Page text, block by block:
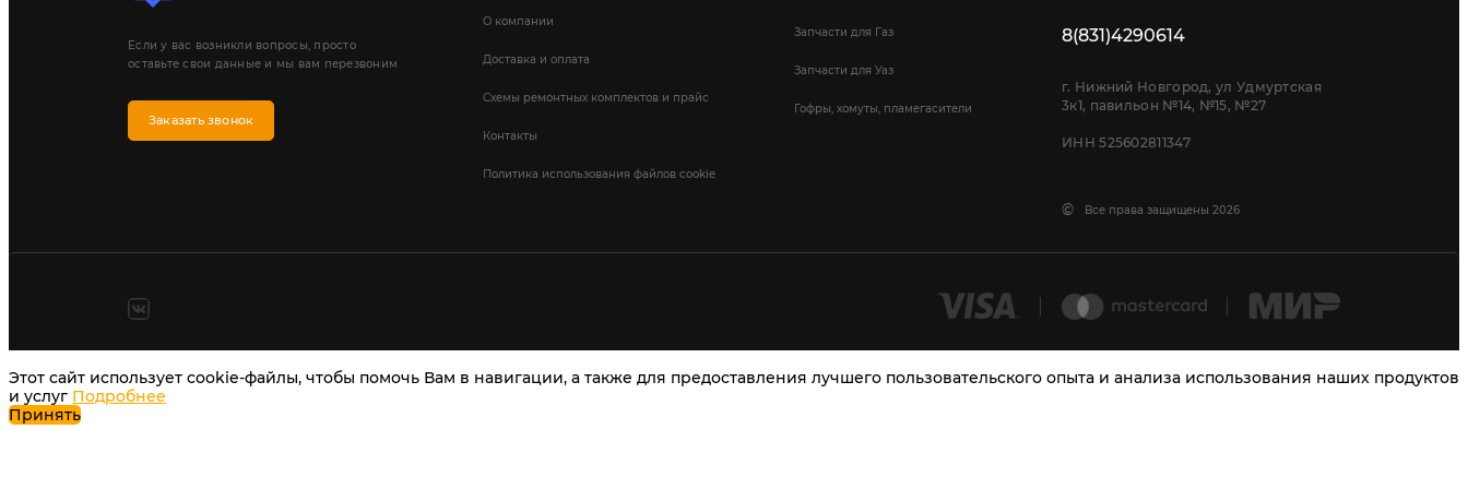
Если у вас возникли вопросы, просто
оставьте свои данные и мы вам перезвоним
Заказать звонок
О компании
Доставка и оплата
Схемы ремонтных комплектов и прайс
Контакты
Политика использования файлов cookie
Запчасти для Газ
Запчасти для Уаз
Гофры, хомуты, пламегасители
8(831)4290614
г. Нижний Новгород, ул Удмуртская
3к1, павильон №14, №15, №27
ИНН 525602811347
© Все права защищены 2026
Этот сайт использует cookie-файлы, чтобы помочь Вам в навигации, а также для предоставления лучшего пользовательского опыта и анализа использования наших продуктов
и услуг Подробнее
Принять